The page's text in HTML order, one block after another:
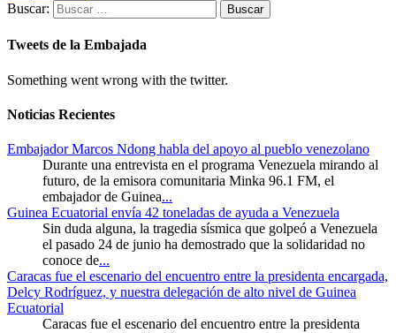
Buscar:
Tweets de la Embajada
Something went wrong with the twitter.
Noticias Recientes
Embajador Marcos Ndong habla del apoyo al pueblo venezolano
Durante una entrevista en el programa Venezuela mirando al
futuro, de la emisora comunitaria Minka 96.1 FM, el
embajador de Guinea...
Guinea Ecuatorial envía 42 toneladas de ayuda a Venezuela
Sin duda alguna, la tragedia sísmica que golpeó a Venezuela
el pasado 24 de junio ha demostrado que la solidaridad no
conoce de...
Caracas fue el escenario del encuentro entre la presidenta encargada,
Delcy Rodríguez, y nuestra delegación de alto nivel de Guinea
Ecuatorial
Caracas fue el escenario del encuentro entre la presidenta